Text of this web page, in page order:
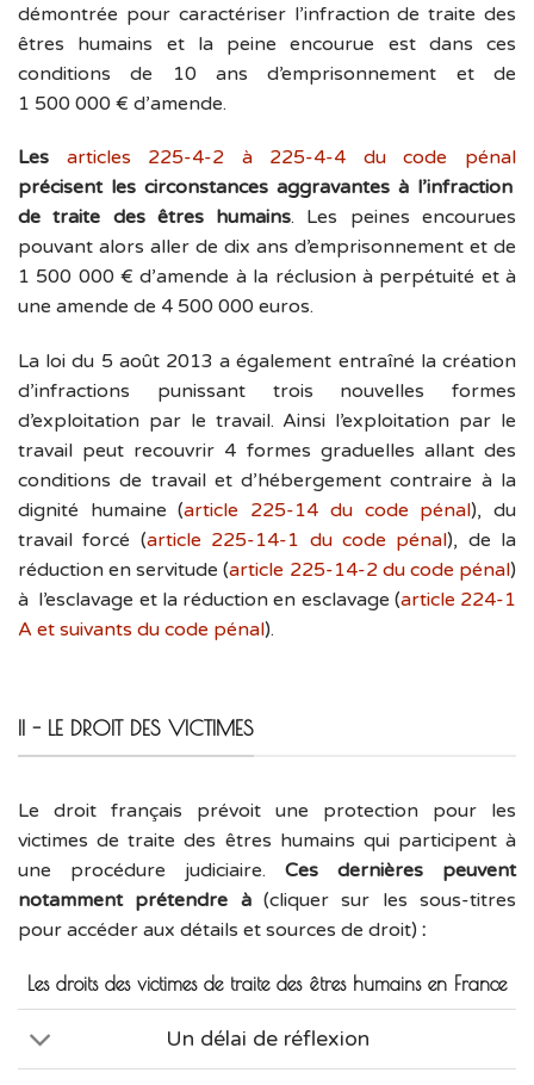
démontrée pour caractériser l’infraction de traite des
êtres humains et la peine encourue est dans ces
conditions de 10 ans d’emprisonnement et de
1 500 000 € d’amende.
Les articles 225-4-2 à 225-4-4 du code pénal
précisent les circonstances aggravantes à l’infraction
de traite des êtres humains. Les peines encourues
pouvant alors aller de dix ans d’emprisonnement et de
1 500 000 € d’amende à la réclusion à perpétuité et à
une amende de 4 500 000 euros.
La loi du 5 août 2013 a également entraîné la création
d’infractions punissant trois nouvelles formes
d’exploitation par le travail. Ainsi l’exploitation par le
travail peut recouvrir 4 formes graduelles allant des
conditions de travail et d’hébergement contraire à la
dignité humaine (article 225-14 du code pénal), du
travail forcé (article 225-14-1 du code pénal), de la
réduction en servitude (article 225-14-2 du code pénal)
à l’esclavage et la réduction en esclavage (article 224-1
A et suivants du code pénal).
II - LE DROIT DES VICTIMES
Le droit français prévoit une protection pour les
victimes de traite des êtres humains qui participent à
une procédure judiciaire. Ces dernières peuvent
notamment prétendre à (cliquer sur les sous-titres
pour accéder aux détails et sources de droit) :
Les droits des victimes de traite des êtres humains en France
Un délai de réflexion